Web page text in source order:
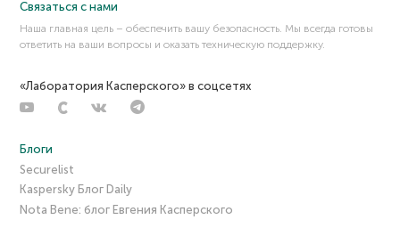
Связаться с нами
Наша главная цель – обеспечить вашу безопасность. Мы всегда готовы
ответить на ваши вопросы и оказать техническую поддержку.
«Лаборатория Касперского» в соцсетях
Блоги
Securelist
Kaspersky Блог Daily
Nota Bene: блог Евгения Касперского